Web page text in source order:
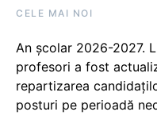
CELE MAI NOI
An școlar 2026-2027.
profesori a fost
repartizarea
posturi pe perioadă